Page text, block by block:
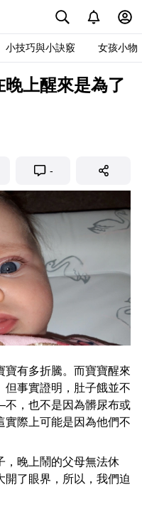
小技巧與小訣竅 女孩小物
上醒來是為了
-
寶有多折騰。而寶寶醒來
但事實證明，肚子餓並不
，也不是因為髒尿布或
實際上可能是因為他們不
，晚上鬧的父母無法休
開了眼界，所以，我們迫